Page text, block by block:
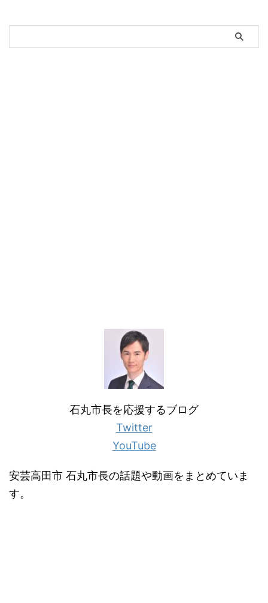
石丸市長を応援するブログ
Twitter
YouTube
安芸高田市 石丸市長の話題や動画をまとめていま
す。